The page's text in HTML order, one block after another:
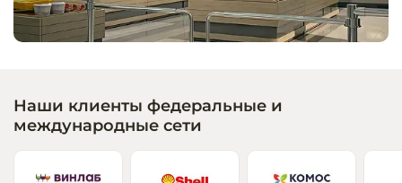
Запчасти для
Наши клиенты федеральные и
международные сети